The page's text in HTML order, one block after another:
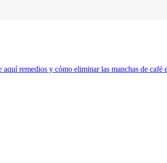
remedios y cómo eliminar las manchas de café